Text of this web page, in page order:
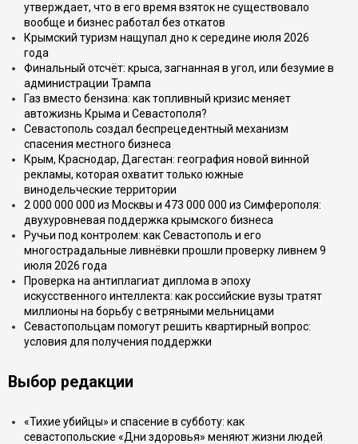
утверждает, что в его время взяток не существовало
вообще и бизнес работал без откатов
Крымский туризм нащупал дно к середине июля 2026
года
Финальный отсчёт: крыса, загнанная в угол, или безумие в
администрации Трампа
Газ вместо бензина: как топливный кризис меняет
автожизнь Крыма и Севастополя?
Севастополь создал беспрецедентный механизм
спасения местного бизнеса
Крым, Краснодар, Дагестан: география новой винной
рекламы, которая охватит только южные
винодельческие территории
2 000 000 000 из Москвы и 473 000 000 из Симферополя:
двухуровневая поддержка крымского бизнеса
Ручьи под контролем: как Севастополь и его
многострадальные ливнёвки прошли проверку ливнем 9
июля 2026 года
Проверка на антиплагиат диплома в эпоху
искусственного интеллекта: как российские вузы тратят
миллионы на борьбу с ветряными мельницами
Севастопольцам помогут решить квартирный вопрос:
условия для получения поддержки
Выбор редакции
«Тихие убийцы» и спасение в субботу: как
севастопольские «Дни здоровья» меняют жизни людей